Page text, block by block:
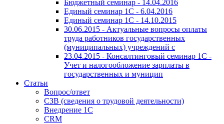
Бюджетный семинар - 14.04.2016
Единый семинар 1С - 6.04.2016
Единый семинар 1С - 14.10.2015
30.06.2015 - Актуальные вопросы оплаты
труда работников государственных
(муниципальных) учреждений с
23.04.2015 - Консалтинговый семинар 1С -
Учет и налогообложение зарплаты в
государственных и муницип
Статьи
Вопрос/ответ
СЗВ (сведения о трудовой деятельности)
Внедрение 1С
CRM